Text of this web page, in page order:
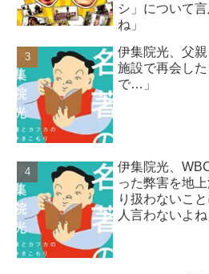
シ」について
ね」
伊集院光、父
施設で再会し
で…」
伊集院光、
った弊害を地
り扱わないこ
人言わないよね